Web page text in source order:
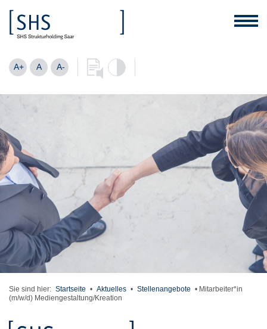
A+ A A-
Sie sind hier: Startseite • Aktuelles • Stellenangebote • Mitarbeiter*in
(m/w/d) Mediengestaltung/Kreation